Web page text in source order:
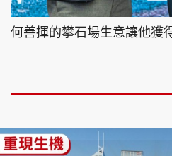
何善揮的攀石場生意讓他獲